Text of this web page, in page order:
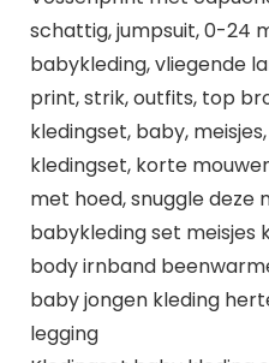
schattig, jumpsuit, 0-24
babykleding, vliegende
print, strik, outfits, top
kledingset, baby,
kledingset, korte
met hoed, snuggle deze
babykleding set
body irnband
baby jongen kleding
legging